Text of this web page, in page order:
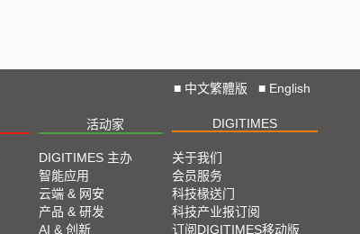
■ 中文繁體版 ■ English
活动家 DIGITIMES
DIGITIMES 主办
智能应用
云端 & 网安
产品 & 研发
AI & 创新
关于我们
会员服务
科技椽送门
科技产业报订阅
订阅DIGITIMES移动版